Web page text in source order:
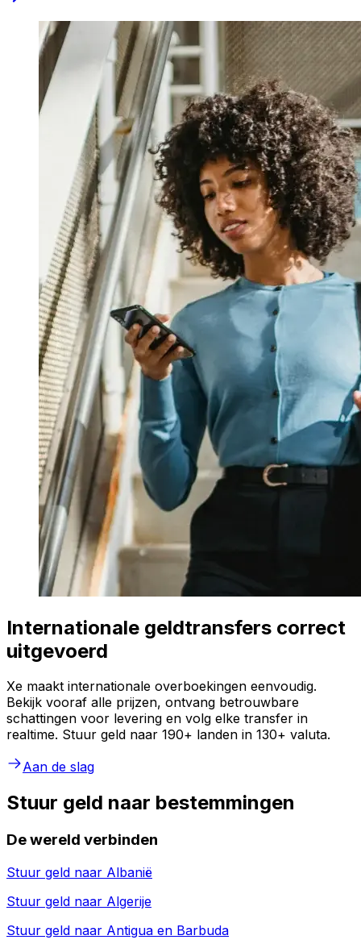
Internationale geldtransfers correct
uitgevoerd
Xe maakt internationale overboekingen eenvoudig.
Bekijk vooraf alle prijzen, ontvang betrouwbare
schattingen voor levering en volg elke transfer in
realtime. Stuur geld naar 190+ landen in 130+ valuta.
Aan de slag
Stuur geld naar bestemmingen
De wereld verbinden
Stuur geld naar Albanië
Stuur geld naar Algerije
Stuur geld naar Antigua en Barbuda